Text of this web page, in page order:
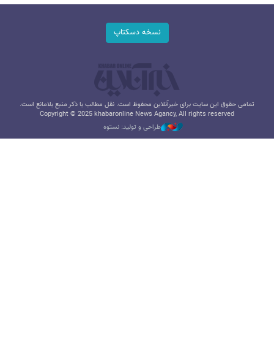
نسخه دسکتاپ
تمامی حقوق این سایت برای خبرآنلاین محفوظ است. نقل مطالب با ذکر منبع بلامانع است.
Copyright © 2025 khabaronline News Agancy, All rights reserved
طراحی و تولید: نستوه